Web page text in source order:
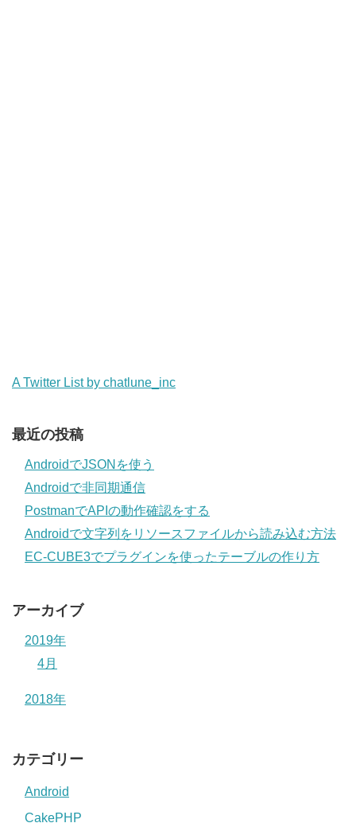
A Twitter List by chatlune_inc
最近の投稿
AndroidでJSONを使う
Androidで非同期通信
PostmanでAPIの動作確認をする
Androidで文字列をリソースファイルから読み込む方法
EC-CUBE3でプラグインを使ったテーブルの作り方
アーカイブ
2019年
4月
2018年
カテゴリー
Android
CakePHP